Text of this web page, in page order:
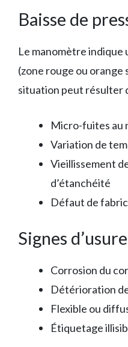
Baisse de
Le manomètre
(zone rouge ou orange
situation peut résulter
Micro-fuites au
Variation de
Vieillissement
d’étanchéité
Défaut de
Signes
Corrosion du
Détérioration
Flexible ou
Étiquetage